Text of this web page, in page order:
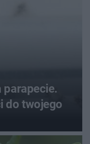
parapecie.
do twojego